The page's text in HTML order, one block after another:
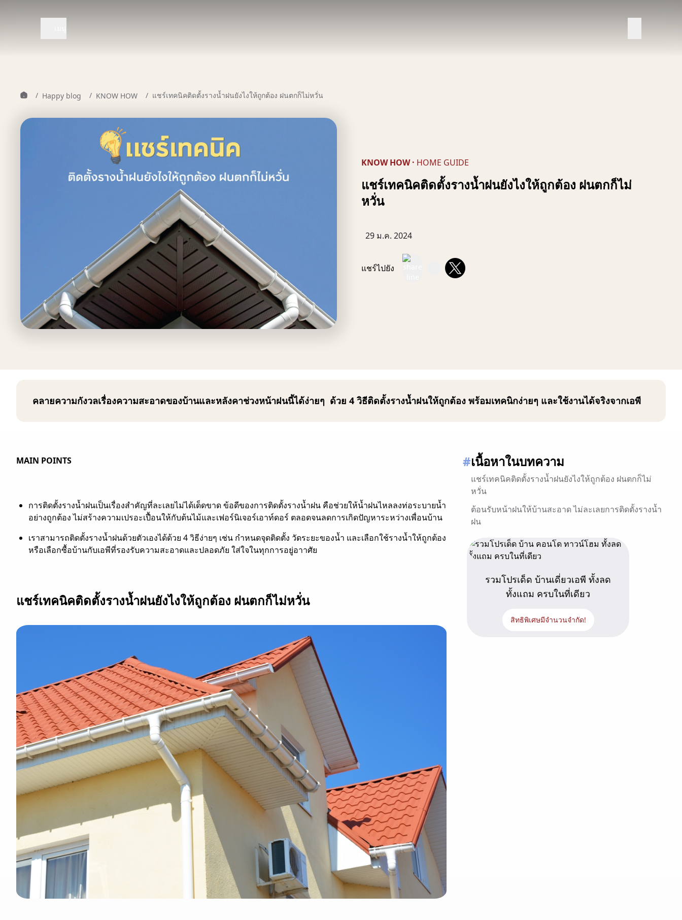
/ Happy blog / KNOW HOW / แชร์เทคนิคติดตั้งรางน้ำฝนยังไงให้ถูกต้อง ฝนตกก็ไม่หวั่น
KNOW HOW· HOME GUIDE
แชร์เทคนิคติดตั้งรางน้ำฝนยังไงให้ถูกต้อง ฝนตกก็ไม่
หวั่น
29 ม.ค. 2024
แชร์ไปยัง
คลายความกังวลเรื่องความสะอาดของบ้านและหลังคาช่วงหน้าฝนนี้ได้ง่ายๆ ด้วย 4 วิธีติดตั้งรางน้ำฝนให้ถูกต้อง พร้อมเทคนิกง่ายๆ และใช้งานได้จริงจากเอพี
#เนื้อหาในบทความ
แชร์เทคนิคติดตั้งรางน้ำฝนยังไงให้ถูกต้อง ฝนตกก็ไม่
หวั่น
ต้อนรับหน้าฝนให้บ้านสะอาด ไม่ละเลยการติดตั้งรางน้ำ
ฝน
รวมโปรเด็ด บ้านเดี่ยวเอพี ทั้งลด
ทั้งแถม ครบในที่เดียว
สิทธิพิเศษมีจำนวนจำกัด!
MAIN POINTS
การติดตั้งรางน้ำฝนเป็นเรื่องสำคัญที่ละเลยไม่ได้เด็ดขาด ข้อดีของการติดตั้งรางน้ำฝน คือช่วยให้น้ำฝนไหลลงท่อระบายน้ำ
อย่างถูกต้อง ไม่สร้างความเปรอะเปื้อนให้กับต้นไม้และเฟอร์นิเจอร์เอาท์ดอร์ ตลอดจนลดการเกิดปัญหาระหว่างเพื่อนบ้าน
เราสามารถติดตั้งรางน้ำฝนด้วยตัวเองได้ด้วย 4 วิธีง่ายๆ เช่น กำหนดจุดติดตั้ง วัดระยะของน้ำ และเลือกใช้รางน้ำให้ถูกต้อง
หรือเลือกซื้อบ้านกับเอพีที่รองรับความสะอาดและปลอดภัย ใส่ใจในทุกการอยู่อาาศัย
แชร์เทคนิคติดตั้งรางน้ำฝนยังไงให้ถูกต้อง ฝนตกก็ไม่หวั่น